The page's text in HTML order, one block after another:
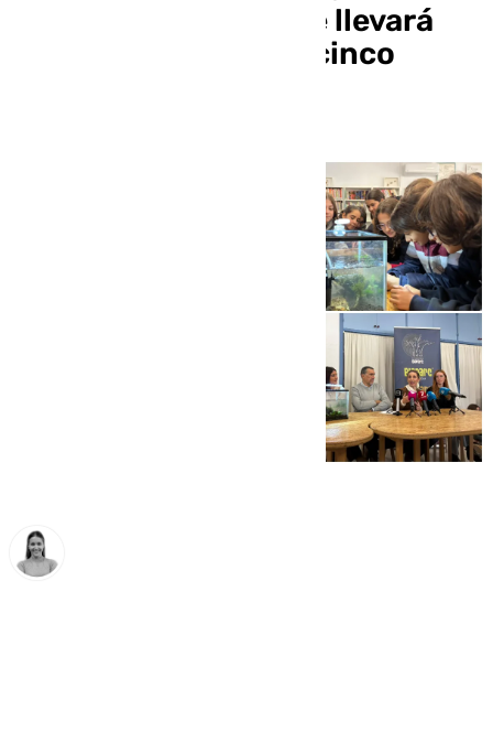
proyecto pionero que llevará
ecosistemas vivos a cinco